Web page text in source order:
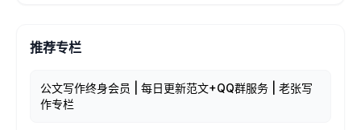
推荐专栏
公文写作终身会员 | 每日更新范文+QQ群服务 | 老张写
作专栏